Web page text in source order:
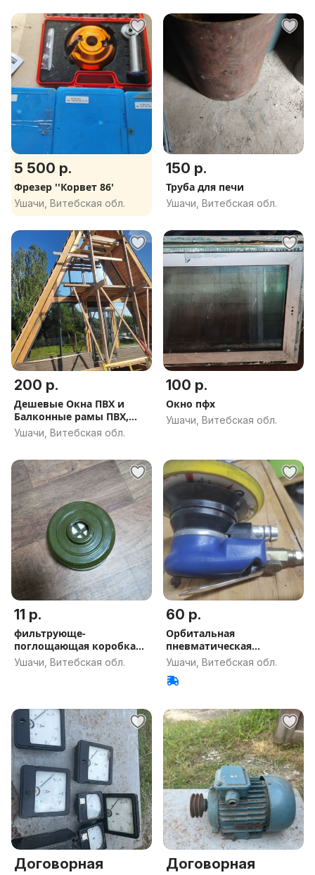
5 500 р.
Фрезер ''Корвет 86'
Ушачи, Витебская обл.
150 р.
Труба для печи
Ушачи, Витебская обл.
200 р.
Дешевые Окна ПВХ и
Балконные рамы ПВХ,
для дачи, коттеджа,
квартиры и дома в
Ушачи, Витебская обл.
100 р.
Окно пфх
Ушачи, Витебская обл.
11 р.
фильтрующе-
поглощающая коробка
(ФПК от противогаз
Ушачи, Витебская обл.
60 р.
Орбитальная
пневматическая
шлифмашина 150 мм
Ушачи, Витебская обл.
Договорная Договорная